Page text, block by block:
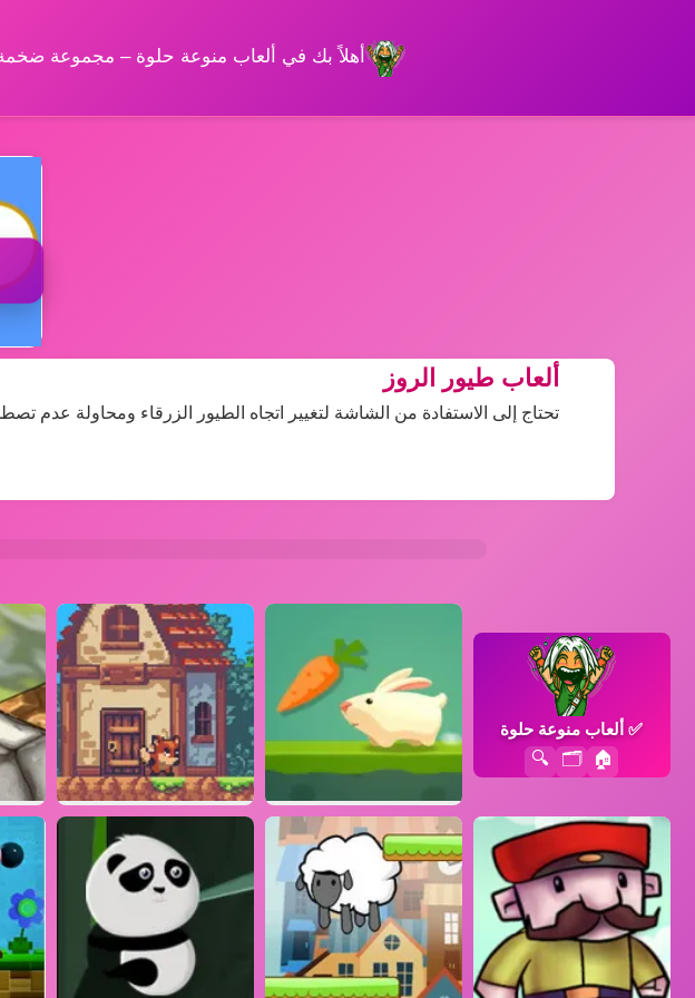
أهلاً بك في ألعاب منوعة حلوة – مجموعة
ألعاب طيور الروز
تحتاج إلى الاستفادة من الشاشة لتغيير اتجاه الطيور الزرقاء ومحاولة عدم
✅ألعاب منوعة حلوة
🏠
🗂️
🔍